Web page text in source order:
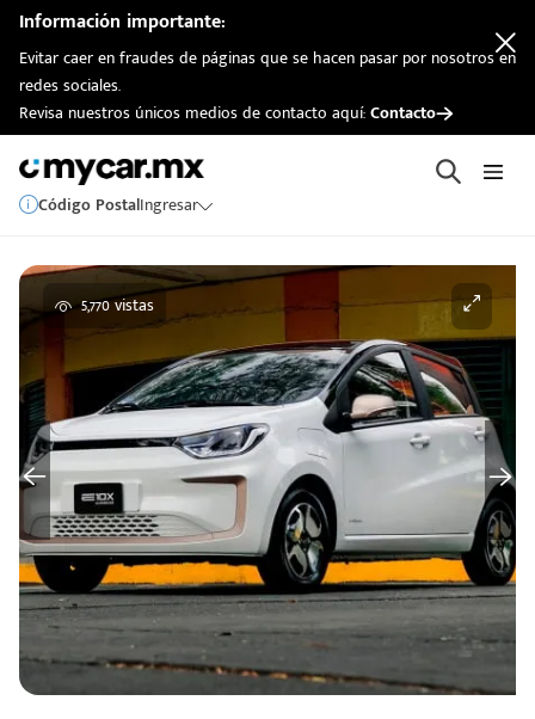
Información importante:
Evitar caer en fraudes de páginas que se hacen pasar por nosotros en
redes sociales.
Revisa nuestros únicos medios de contacto aquí:Contacto
Código PostalIngresar
5,770 vistas